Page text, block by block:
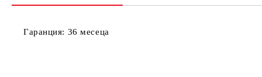
Гаранция: 36 месеца